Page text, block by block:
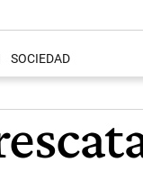
SOCIEDAD